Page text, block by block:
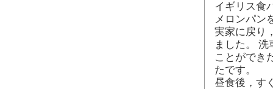
イギリス食
メロンパン
実家に戻り
ました。
ことができ
たです。
昼食後，す